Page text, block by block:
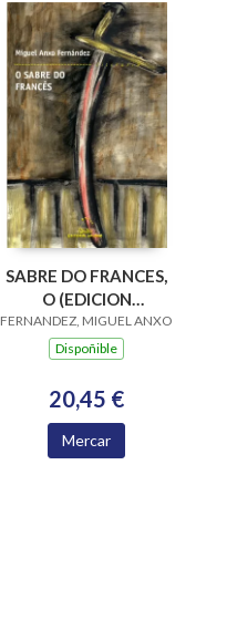
SABRE DO FRANCES,
O (EDICION
AUMENTADA)
FERNANDEZ, MIGUEL ANXO
Dispoñible
20,45 €
Mercar